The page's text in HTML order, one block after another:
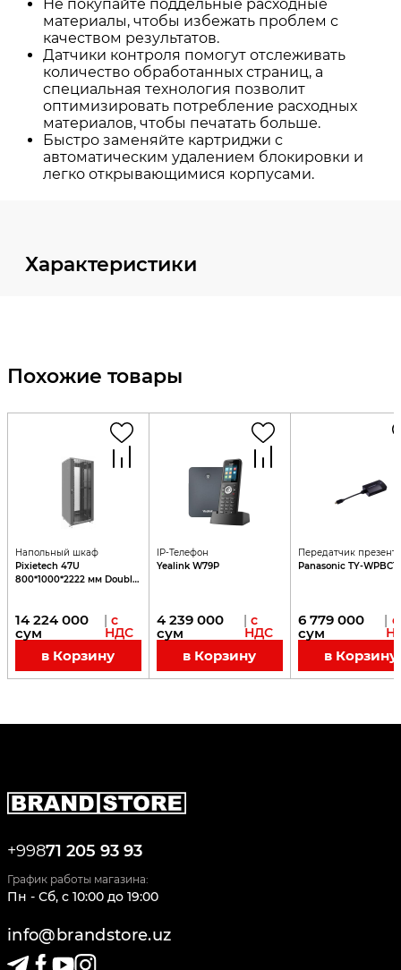
Характеристики
Похожие товары
Напольный шкаф
Pixietech 47U
800*1000*2222 мм Double
14 224 000
сум
| с
НДС
в Корзину
IP-Телефон
Yealink W79P
4 239 000
сум
| с
НДС
в Корзину
Передатчик
Panasonic TY-WPBC1
6 779 000
сум
| с
в Корзину
+99871 205 93 93
График работы магазина:
Пн - Сб, c 10:00 до 19:00
info@brandstore.uz